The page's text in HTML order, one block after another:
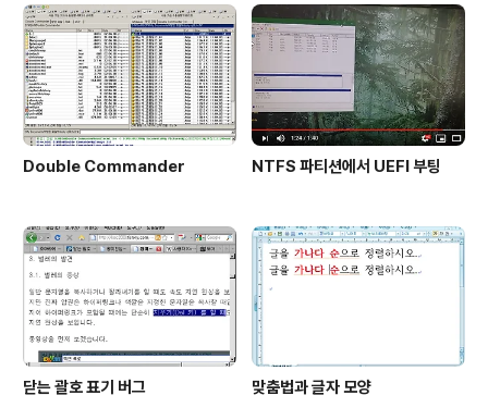
Double Commander NTFS 파티션에서 UEFI 부팅
닫는 괄호 표기 버그 맞춤법과 글자 모양